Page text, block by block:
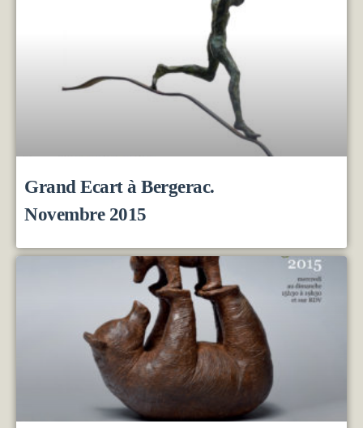
Grand Ecart à Bergerac.
Novembre 2015